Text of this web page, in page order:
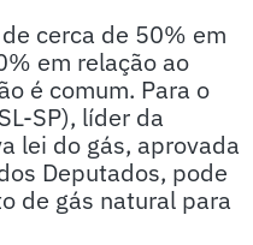
cerca de 50% em
em relação ao
é comum. Para o
SP), líder da
lei do gás, aprovada
Deputados, pode
de gás natural para